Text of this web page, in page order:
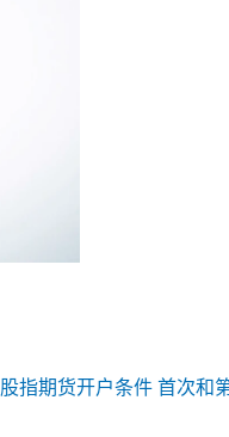
股指期货开户条件 首次和